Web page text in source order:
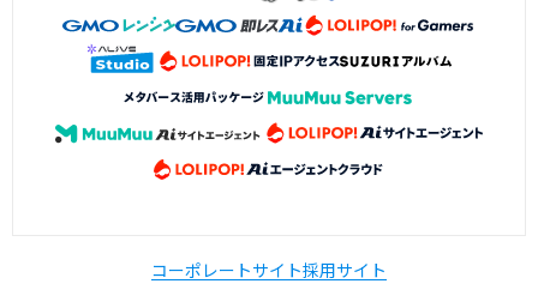
コーポレートサイト採用サイト